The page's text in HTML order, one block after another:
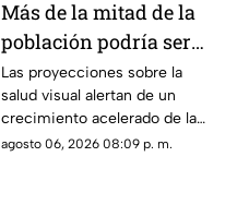
Más de la mitad de la
población podría ser
miope en 2050;
especialistas advierten
las causas
Las proyecciones sobre la
salud visual alertan de un
crecimiento acelerado de la
miopía y señalan que pasar
agosto 06, 2026 08:09 p. m.